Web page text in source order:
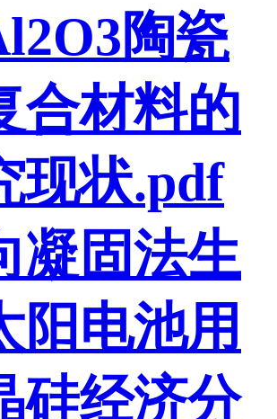
陶瓷
合材料的
现状.pdf
凝固法生
阳电池用
硅经济分